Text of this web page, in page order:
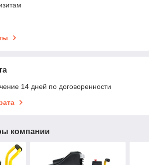
14 дней по договоренности
компании